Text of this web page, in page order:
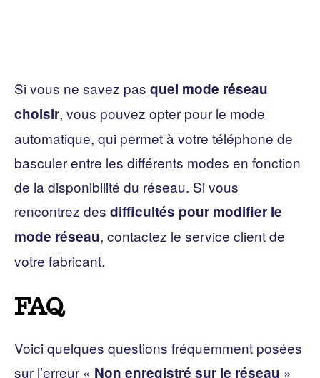
Si vous ne savez pas quel mode réseau
choisir, vous pouvez opter pour le mode
automatique, qui permet à votre téléphone de
basculer entre les différents modes en fonction
de la disponibilité du réseau. Si vous
rencontrez des difficultés pour modifier le
mode réseau, contactez le service client de
votre fabricant.
FAQ
Voici quelques questions fréquemment posées
sur l’erreur « Non enregistré sur le réseau »